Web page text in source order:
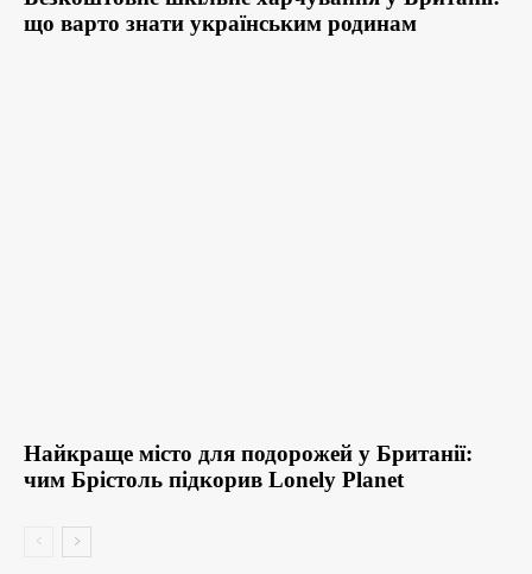
що варто знати українським родинам
Найкраще місто для подорожей у Британії:
чим Брістоль підкорив Lonely Planet